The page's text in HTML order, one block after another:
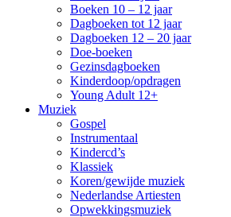
Boeken 10 – 12 jaar
Dagboeken tot 12 jaar
Dagboeken 12 – 20 jaar
Doe-boeken
Gezinsdagboeken
Kinderdoop/opdragen
Young Adult 12+
Muziek
Gospel
Instrumentaal
Kindercd’s
Klassiek
Koren/gewijde muziek
Nederlandse Artiesten
Opwekkingsmuziek